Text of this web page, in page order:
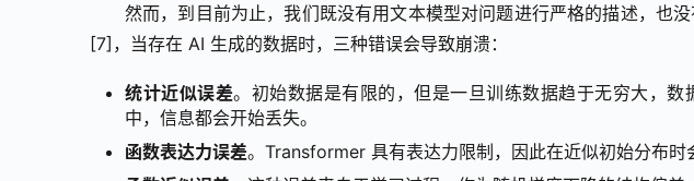
然而，到目前为止，我们既没有用文本模型对问题进行严格的描述，也
[7]，当存在 AI 生成的数据时，三种错误会导致崩溃：
统计近似误差。初始数据是有限的，但是一旦训练数据趋于无穷大，
中，信息都会开始丢失。
函数表达力误差。Transformer 具有表达力限制，因此在近似初始分布时